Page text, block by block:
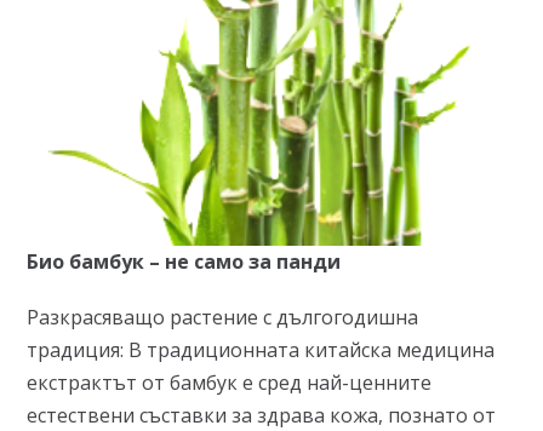
Био бамбук – не само за панди
Разкрасяващо растение с дългогодишна
традиция: В традиционната китайска медицина
екстрактът от бамбук е сред най-ценните
естествени съставки за здрава кожа, познато от